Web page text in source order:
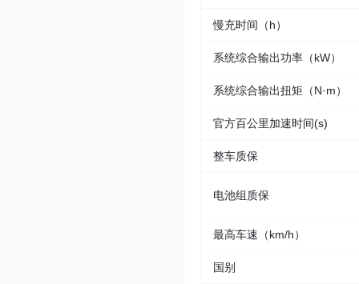
慢充时间（h）
系统综合输出功率（kW）
系统综合输出扭矩（N·m）
官方百公里加速时间(s)
整车质保
电池组质保
最高车速（km/h）
国别